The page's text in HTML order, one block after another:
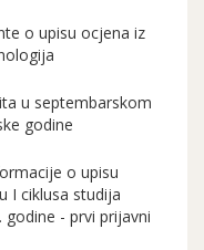
o upisu ocjena iz
u septembarskom
godine
o upisu
I ciklusa studija
- prvi prijavni